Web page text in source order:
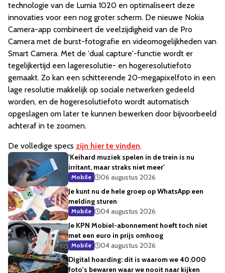
technologie van de Lumia 1020 en optimaliseert deze
innovaties voor een nog groter scherm. De nieuwe Nokia
Camera-app combineert de veelzijdigheid van de Pro
Camera met de burst-fotografie en videomogelijkheden van
Smart Camera. Met de 'dual capture'-functie wordt er
tegelijkertijd een lageresolutie- en hogeresolutiefoto
gemaakt. Zo kan een schitterende 20-megapixelfoto in een
lage resolutie makkelijk op sociale netwerken gedeeld
worden, en de hogeresolutiefoto wordt automatisch
opgeslagen om later te kunnen bewerken door bijvoorbeeld
achteraf in te zoomen.
De volledige specs zijn hier te vinden.
'Keihard muziek spelen in de trein is nu
irritant, maar straks niet meer'
Mobile
06 augustus 2026
Je kunt nu de hele groep op WhatsApp een
melding sturen
Mobile
04 augustus 2026
Je KPN Mobiel-abonnement hoeft toch niet
met een euro in prijs omhoog
Mobile
04 augustus 2026
Digital hoarding: dit is waarom we 40.000
foto's bewaren waar we nooit naar kijken